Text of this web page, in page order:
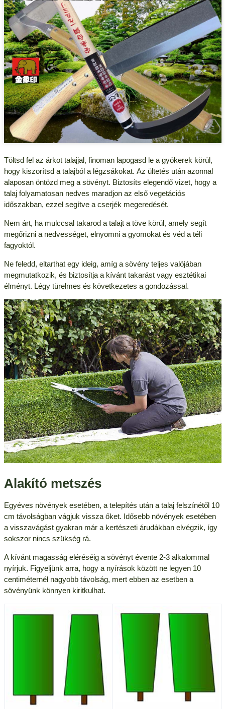
Töltsd fel az árkot talajjal, finoman lapogasd le a gyökerek körül,
hogy kiszorítsd a talajból a légzsákokat. Az ültetés után azonnal
alaposan öntözd meg a sövényt. Biztosíts elegendő vizet, hogy a
talaj folyamatosan nedves maradjon az első vegetációs
időszakban, ezzel segítve a cserjék megeredését.
Nem árt, ha mulccsal takarod a talajt a töve körül, amely segít
megőrizni a nedvességet, elnyomni a gyomokat és véd a téli
fagyoktól.
Ne feledd, eltarthat egy ideig, amíg a sövény teljes valójában
megmutatkozik, és biztosítja a kívánt takarást vagy esztétikai
élményt. Légy türelmes és következetes a gondozással.
Alakító metszés
Egyéves növények esetében, a telepítés után a talaj felszínétől 10
cm távolságban vágjuk vissza őket. Idősebb növények esetében
a visszavágást gyakran már a kertészeti árudákban elvégzik, így
sokszor nincs szükség rá.
A kívánt magasság eléréséig a sövényt évente 2-3 alkalommal
nyírjuk. Figyeljünk arra, hogy a nyírások között ne legyen 10
centiméternél nagyobb távolság, mert ebben az esetben a
sövényünk könnyen kiritkulhat.